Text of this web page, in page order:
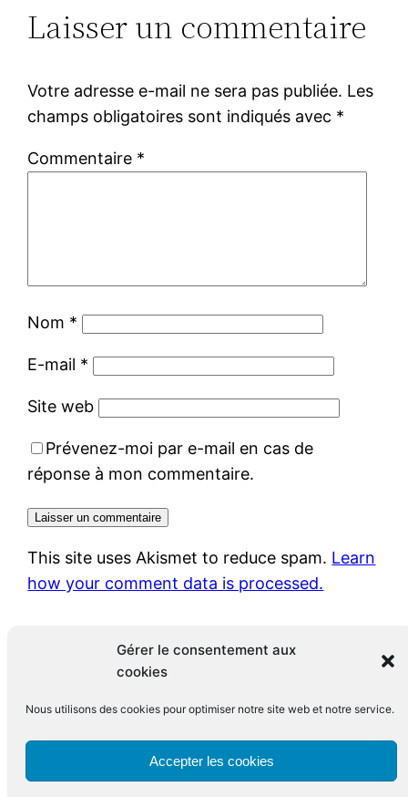
Gérer le consentement aux
cookies
Nous utilisons des cookies pour optimiser notre site web et notre service.
Accepter les cookies
Laisser un commentaire
Votre adresse e-mail ne sera pas publiée. Les
champs obligatoires sont indiqués avec *
Commentaire *
Nom *
E-mail *
Site web
Prévenez-moi par e-mail en cas de
réponse à mon commentaire.
This site uses Akismet to reduce spam. Learn
how your comment data is processed.
Le blog de François Leclerc